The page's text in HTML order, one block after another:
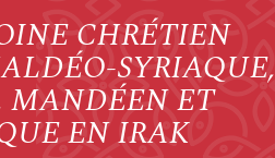
CHRÉTIEN
SYRIAQUE,
MANDÉEN ET
EN IRAK